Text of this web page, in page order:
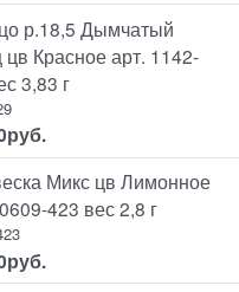
р.18,5 Дымчатый
цв Красное арт. 1142-
3,83 г
руб.
Микс цв Лимонное
423 вес 2,8 г
руб.